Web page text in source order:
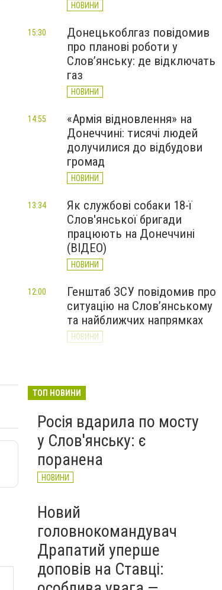
НОВИНИ
Донецькоблгаз повідомив
про планові роботи у
Слов’янську: де відключать
газ
НОВИНИ
15:30
«Армія відновлення» на
Донеччині: тисячі людей
долучилися до відбудови
громад
НОВИНИ
14:55
Як службові собаки 18-ї
Слов'янської бригади
працюють на Донеччині
(ВІДЕО)
НОВИНИ
13:34
Генштаб ЗСУ повідомив про
ситуацію на Слов’янському
та найближчих напрямках
НОВИНИ
12:00
великої війни: 7 серпня
ТОП НОВИНИ
Росія вдарила по мосту
у Слов'янську: є
поранена
НОВИНИ
Новий
головнокомандувач
Драпатий уперше
доповів на Ставці: